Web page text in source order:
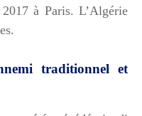
à Paris. L’Algérie
traditionnel et